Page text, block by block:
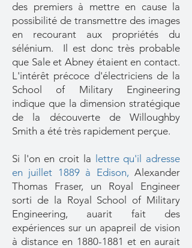
des premiers à mettre en cause la
possibilité de transmettre des images
en recourant aux propriétés du
sélénium. Il est donc très probable
que Sale et Abney étaient en contact.
L'intérêt précoce d'électriciens de la
School of Military Engineering
indique que la dimension stratégique
de la découverte de Willoughby
Smith a été très rapidement perçue.
Si l'on en croit la
lettre qu'il adresse
en juillet 1889 à Edison, Alexander
Thomas Fraser, un Royal Engineer
sorti de la Royal School of Military
Engineering, auarit fait des
expériences sur un apapreil de vision
à distance en 1880-1881 et en aurait